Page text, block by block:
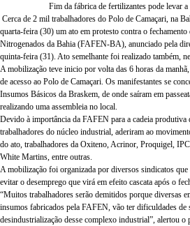
Fim da fábrica de fertilizantes pode levar
Cerca de 2 mil trabalhadores do Polo de Camaçari, na
quarta-feira (30) um ato em protesto contra o
Nitrogenados da Bahia (FAFEN-BA), anunciado pela
quinta-feira (31). Ato semelhante foi realizado também,
A mobilização teve inicio por volta das 6 horas da
de acesso ao Polo de Camaçari. Os manifestantes se
Insumos Básicos da Braskem, de onde saíram em
realizando uma assembleia no local.
Devido à importância da FAFEN para a cadeia produtiva
trabalhadores do núcleo industrial, aderiram ao
do ato, trabalhadores da Oxiteno, Acrinor, Proquigel,
White Martins, entre outras.
A mobilização foi organizada por diversos sindicatos
evitar o desemprego que virá em efeito cascata após o
“Muitos trabalhadores serão demitidos porque diversas
insumos fabricados pela FAFEN, vão ter dificuldades de
desindustrialização desse complexo industrial”, alertou